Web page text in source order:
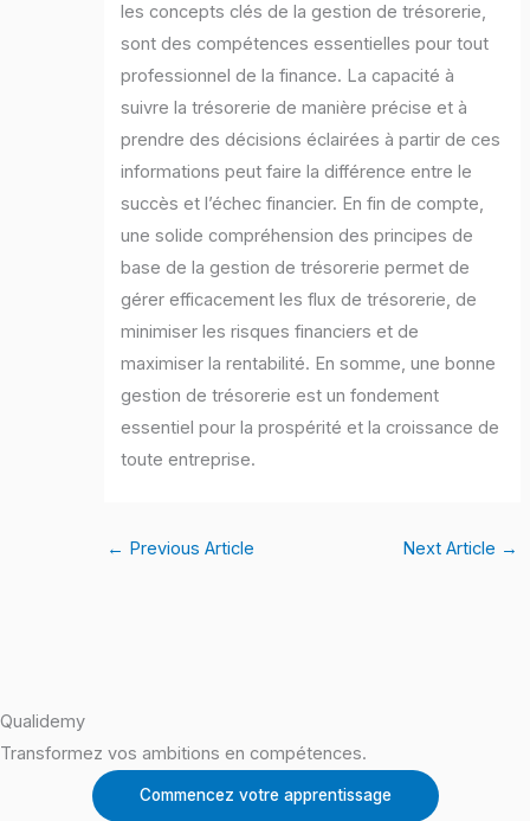
les concepts clés de la gestion de trésorerie,
sont des compétences essentielles pour tout
professionnel de la finance. La capacité à
suivre la trésorerie de manière précise et à
prendre des décisions éclairées à partir de ces
informations peut faire la différence entre le
succès et l’échec financier. En fin de compte,
une solide compréhension des principes de
base de la gestion de trésorerie permet de
gérer efficacement les flux de trésorerie, de
minimiser les risques financiers et de
maximiser la rentabilité. En somme, une bonne
gestion de trésorerie est un fondement
essentiel pour la prospérité et la croissance de
toute entreprise.
← Previous Article Next Article →
Qualidemy
Transformez vos ambitions en compétences.
Commencez votre apprentissage